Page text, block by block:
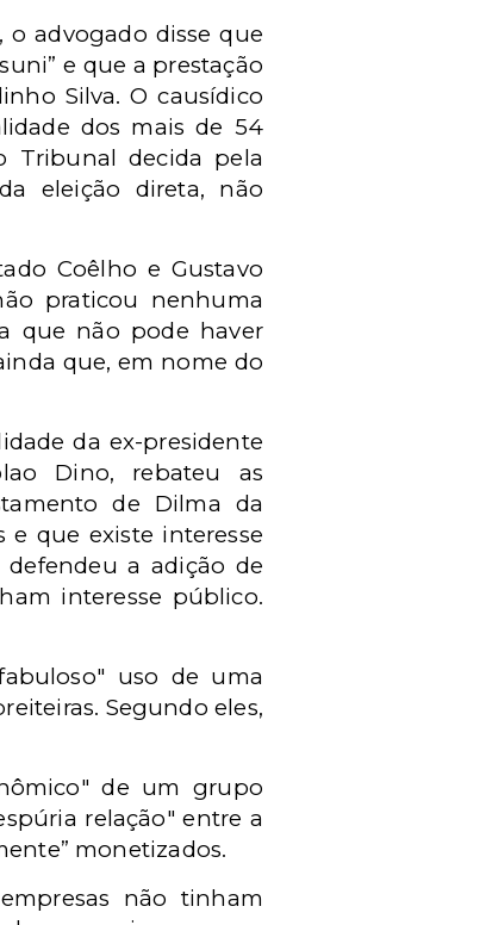
o advogado disse que
e que a prestação
Silva. O causídico
dos mais de 54
Tribunal decida pela
eleição direta, não
Coêlho e Gustavo
praticou nenhuma
que não pode haver
que, em nome do
da ex-presidente
Dino, rebateu as
de Dilma da
que existe interesse
a adição de
interesse público.
uso de uma
Segundo eles,
de um grupo
relação" entre a
monetizados.
não tinham